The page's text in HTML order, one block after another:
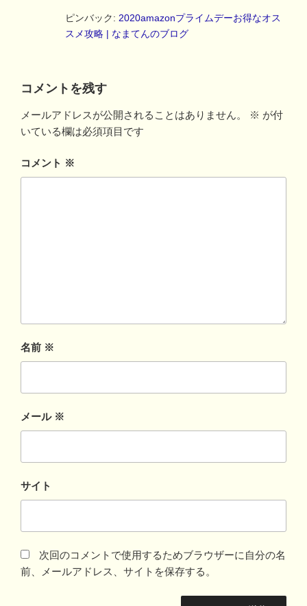
ピンバック: 2020amazonプライムデーお得なオス
スメ攻略 | なまてんのブログ
コメントを残す
メールアドレスが公開されることはありません。 ※ が付
いている欄は必須項目です
コメント ※
名前 ※
メール ※
サイト
次回のコメントで使用するためブラウザーに自分の名
前、メールアドレス、サイトを保存する。